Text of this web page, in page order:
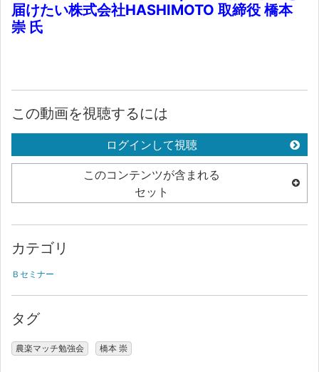
届けたい株式会社HASHIMOTO 取締役 橋本
崇 氏
この動画を視聴するには
ログインして視聴
このコンテンツが含まれる
セット
カテゴリ
Ｂセミナー
タグ
農楽マッチ勉強会 橋本 崇